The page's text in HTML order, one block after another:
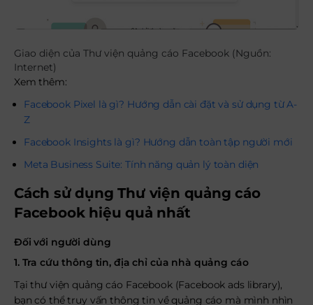
Giao diện của Thư viện quảng cáo Facebook (Nguồn:
Internet)
Xem thêm:
Facebook Pixel là gì? Hướng dẫn cài đặt và sử dụng từ A-
Z
Facebook Insights là gì? Hướng dẫn toàn tập người mới
Meta Business Suite: Tính năng quản lý toàn diện
Cách sử dụng Thư viện quảng cáo
Facebook hiệu quả nhất
Đối với người dùng
1. Tra cứu thông tin, địa chỉ của nhà quảng cáo
Tại thư viện quảng cáo Facebook (Facebook ads library),
bạn có thể truy vấn thông tin về quảng cáo mà mình nhìn